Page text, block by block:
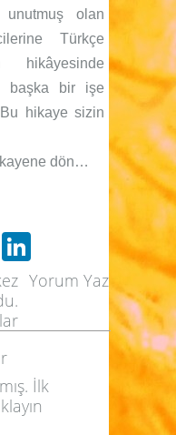
olan
Türkçe
hikâyesinde
başka bir işe
hikaye sizin
dön…
Gmail
Yorum Yaz
İlk